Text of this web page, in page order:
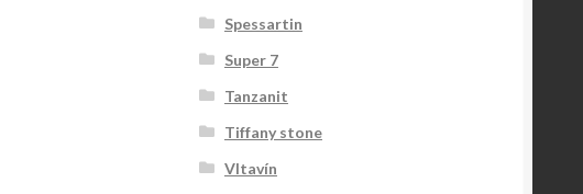
Spessartin
Super 7
Tanzanit
Tiffany stone
Vltavín